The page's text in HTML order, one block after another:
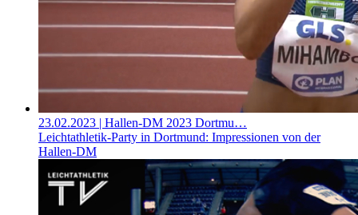
23.02.2023 | Hallen-DM 2023 Dortmu…
Leichtathletik-Party in Dortmund: Impressionen von der
Hallen-DM